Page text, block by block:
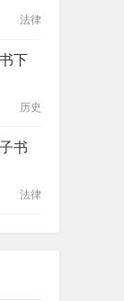
法律
下
历史
书
法律